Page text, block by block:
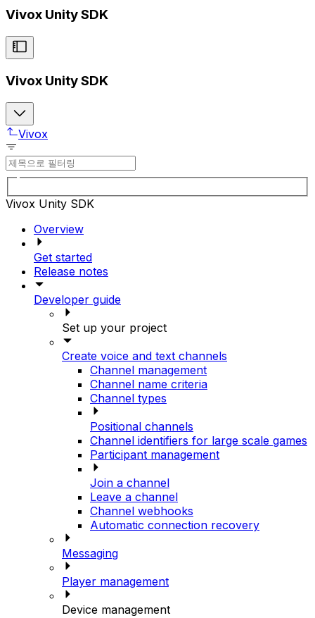
Vivox Unity SDK
Vivox Unity SDK
Vivox
Vivox Unity SDK
Overview
Get started
Release notes
Developer guide
Set up your project
Create voice and text channels
Channel management
Channel name criteria
Channel types
Positional channels
Channel identifiers for large scale games
Participant management
Join a channel
Leave a channel
Channel webhooks
Automatic connection recovery
Messaging
Player management
Device management